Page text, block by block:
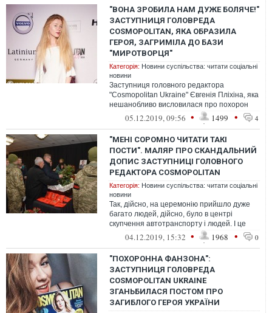
"ВОНА ЗРОБИЛА НАМ ДУЖЕ БОЛЯЧЕ!"
ЗАСТУПНИЦЯ ГОЛОВРЕДА
COSMOPOLITAN, ЯКА ОБРАЗИЛА
ГЕРОЯ, ЗАГРИМІЛА ДО БАЗИ
"МИРОТВОРЦЯ"
Категорія: Новини суспільства: читати соціальні
новини
Заступниця головного редактора
"Cosmopolitan Ukraine" Євгенія Пліхіна, яка
нешанобливо висловилася про похорон
загиблого бійця "Альфи" СБУ, Героя Укра...
05.12.2019, 09:56 • 1499 • 4
"МЕНІ СОРОМНО ЧИТАТИ ТАКІ
ПОСТИ". МАЛЯР ПРО СКАНДАЛЬНИЙ
ДОПИС ЗАСТУПНИЦІ ГОЛОВНОГО
РЕДАКТОРА COSMOPOLITAN
Категорія: Новини суспільства: читати соціальні
новини
Так, дійсно, на церемонію прийшло дуже
багато людей, дійсно, було в центрі
скупчення автотранспорту і людей. І це
найменше, що ми можемо зробити для н...
04.12.2019, 15:32 • 1968 • 0
"ПОХОРОННА ФАНЗОНА":
ЗАСТУПНИЦЯ ГОЛОВРЕДА
COSMOPOLITAN UKRAINE
ЗГАНЬБИЛАСЯ ПОСТОМ ПРО
ЗАГИБЛОГО ГЕРОЯ УКРАЇНИ